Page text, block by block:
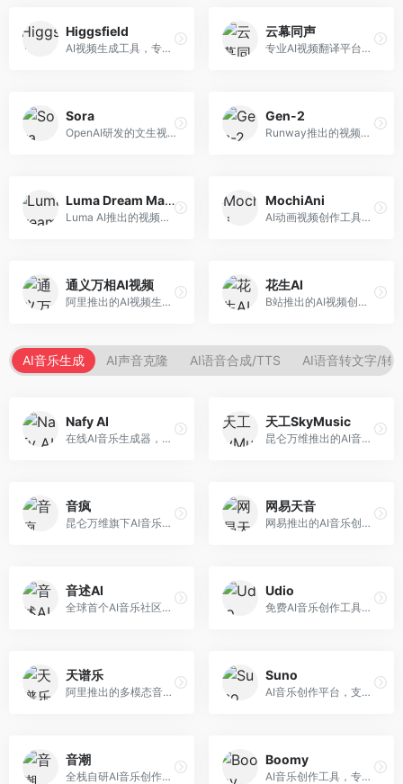
Higgsfield
AI视频生成工具，专注于高质量视频内容创作。面向视频创作者和营销人员，支持文生视频、视频编辑等功能，视频效果逼真，适合商业应用。
云幕同声
专业AI视频翻译平台，支持视频多语言配音和字幕生成。面向跨境电商和内容出海从业者，提供视频翻译、配音、字幕生成等服务，多语言支持完善。
Sora
OpenAI研发的文生视频大模型，可根据文字描述生成长达60秒的高清视频。面向影视创作者、广告从业者和内容生产者，视频连贯性强，物理世界理解准确，代表了AI视频生成的最高水平。
Gen-2
Runway推出的视频生成模型，专注于文生视频和视频风格转换。面向影视制作人和创意工作者，支持文本到视频、图像到视频等多种生成模式，视频质量专业级。
Luma Dream Machine
Luma AI推出的视频生成工具，专注于高质量视频创作。面向影视创作者和内容生产者，支持文生视频、图生视频，视频质量高，物理运动流畅自然。
MochiAni
AI动画视频创作工具，专注于动画内容生成。面向动画创作者和二次元内容生产者，支持动画风格视频生成，动画效果流畅，适合动漫内容创作。
通义万相AI视频
阿里推出的AI视频生成服务，整合图像与视频创作能力。面向电商和营销从业者，支持商品视频生成、营销视频制作等服务，商业应用场景丰富。
花生AI
B站推出的AI视频创作工具，专注于短视频内容生成。面向B站创作者，支持视频生成、视频编辑等功能，与B站平台深度整合，创作效率高。
AI音乐生成 AI声音克隆 AI语音合成/TTS AI语音转文字/转
Nafy AI
在线AI音乐生成器，专注于快速音乐创作。面向内容创作者，支持多种风格音乐生成，操作简便，生成速度快，适合快速配乐需求。
天工SkyMusic
昆仑万维推出的AI音乐创作平台，基于天工大模型。面向音乐创作者，支持歌词生成、旋律创作、音乐编曲等服务，中文音乐创作能力强。
音疯
昆仑万维旗下AI音乐创作平台，专注于音乐内容生成。面向音乐爱好者和内容创作者，提供多种风格音乐生成，操作简便，创作速度快。
网易天音
网易推出的AI音乐创作工具，支持作词、作曲与编曲。面向音乐爱好者和独立音乐人，提供歌词生成、旋律创作、编曲制作等服务，与网易云音乐生态深度整合。
音述AI
全球首个AI音乐社区平台，整合创作与分享功能。面向音乐创作者和爱好者，提供音乐创作、作品分享、社区交流等服务，社区氛围活跃。
Udio
免费AI音乐创作工具，专注于高质量音乐生成。面向音乐创作者和内容制作者，支持多种音乐风格生成，音质专业，创作自由度高，适合专业音乐制作场景。
天谱乐
阿里推出的多模态音乐生成平台，整合音频与文本理解能力。面向内容创作者，支持歌词生成、旋律创作、音乐编辑等服务，与阿里生态深度整合。
Suno
AI音乐创作平台，支持通过文字描述生成完整歌曲，包含歌词、旋律和人声。面向音乐爱好者、内容创作者和独立音乐人，操作门槛低，创作速度快，支持多种音乐风格，为音乐创作带来全新可能。
音潮
全栈自研AI音乐创作平台，支持从创作到发布的完整流程。面向独立音乐人和音乐工作室，提供作词作曲、编曲混音、音乐发布等服务，创作工具专业。
Boomy
AI音乐创作工具，专注于快速音乐生成与发布。面向音乐爱好者和业余创作者，支持一键生成原创音乐，可直接发布到音乐平台，创作门槛低。